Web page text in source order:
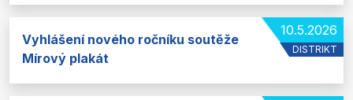
10.5.2026
DISTRIKT
Vyhlášení nového ročníku soutěže
Mírový plakát